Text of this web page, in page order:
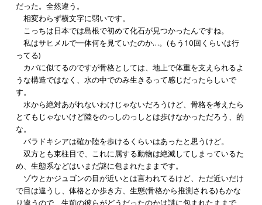
だった。全然違う。
相変わらず横文字に弱いです。
こっちは日本では島根で初めて化石が見つかったんですね。
私はサヒメルで一体何を見ていたのか…。(もう10回くらいは行
ってる)
カバに似てるのですが骨格としては、地上で体重を支えられるよ
うな構造ではなく、水の中でのみ生きるって感じだったらしいで
す。
水から絶対あがれないわけじゃないだろうけど、骨格を考えたら
とてもじゃないけど陸をのっしのっしとは歩けなかっただろう、的
な。
パラドキシアは確か陸を歩けるくらいはあったと思うけど。
双方とも束柱目で、これに属する動物は絶滅してしまっているた
め、生態系などはいまだ謎に包まれたままです。
ゾウとかジュゴンの目が近いとは言われてるけど、ただ近いだけ
で目は違うし、体格とか歩き方、生態(骨格から推測される)もかな
り違うので、生前の彼らがどうだったのかは謎に包まれたままで